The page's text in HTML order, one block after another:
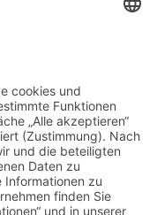
e. V.
DATENSCHUTZ